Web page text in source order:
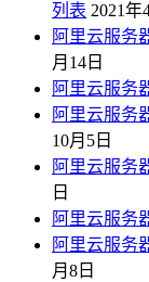
列表 2021年
阿里云服务
月14日
阿里云服务
阿里云服务
10月5日
阿里云服务
日
阿里云服务
阿里云服务
月8日